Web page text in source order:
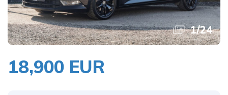
1/24
18,900 EUR